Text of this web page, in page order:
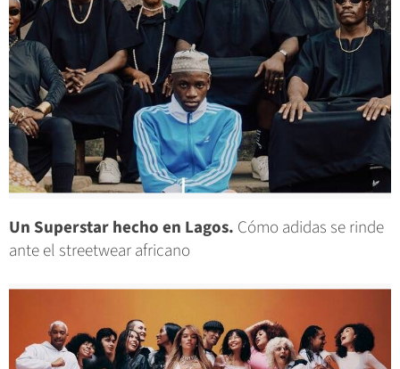
Un Superstar hecho en Lagos. Cómo adidas se rinde
ante el streetwear africano